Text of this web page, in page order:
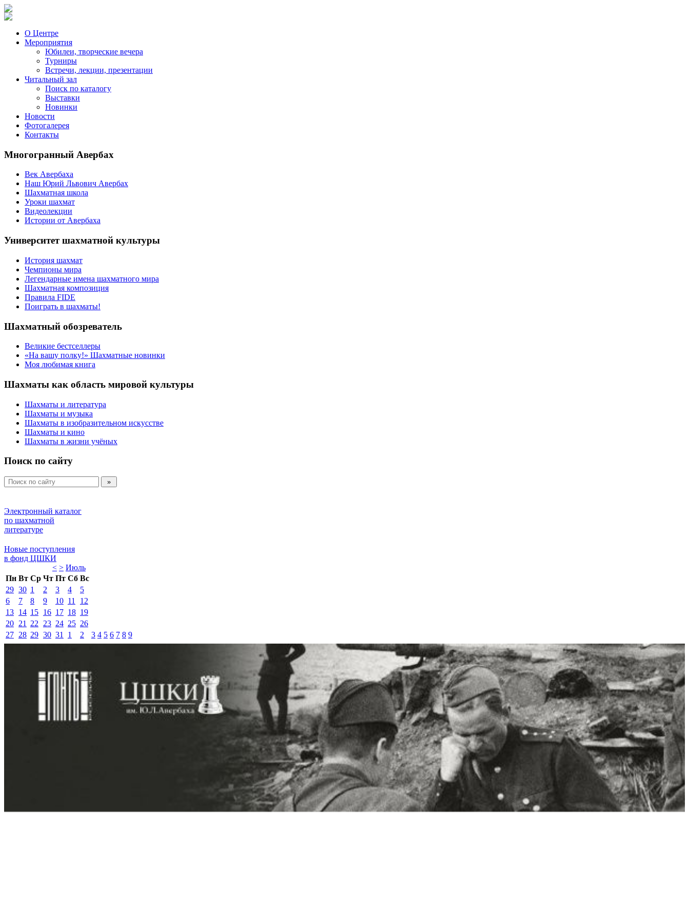
О Центре
Мероприятия
Юбилеи, творческие вечера
Турниры
Встречи, лекции, презентации
Читальный зал
Поиск по каталогу
Выставки
Новинки
Новости
Фотогалерея
Контакты
Многогранный Авербах
Век Авербаха
Наш Юрий Львович Авербах
Шахматная школа
Уроки шахмат
Видеолекции
Истории от Авербаха
Университет шахматной культуры
История шахмат
Чемпионы мира
Легендарные имена шахматного мира
Шахматная композиция
Правила FIDE
Поиграть в шахматы!
Шахматный обозреватель
Великие бестселлеры
«На вашу полку!» Шахматные новинки
Моя любимая книга
Шахматы как область мировой культуры
Шахматы и литература
Шахматы и музыка
Шахматы в изобразительном искусстве
Шахматы и кино
Шахматы в жизни учёных
Поиск по сайту
Электронный каталог
по шахматной
литературе
Новые поступления
в фонд ЦШКИ
< > Июль
Пн Вт Ср Чт Пт Сб Вс
29 30 1 2 3 4
5
6
7 8 9 10 11
12
13 14 15 16 17 18 19
20 21 22 23 24 25 26
27 28 29 30 31 1 2 3 4 5 6 7 8 9